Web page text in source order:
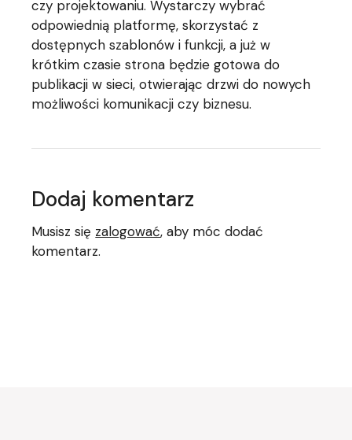
czy projektowaniu. Wystarczy wybrać
odpowiednią platformę, skorzystać z
dostępnych szablonów i funkcji, a już w
krótkim czasie strona będzie gotowa do
publikacji w sieci, otwierając drzwi do nowych
możliwości komunikacji czy biznesu.
Dodaj komentarz
Musisz się zalogować, aby móc dodać
komentarz.